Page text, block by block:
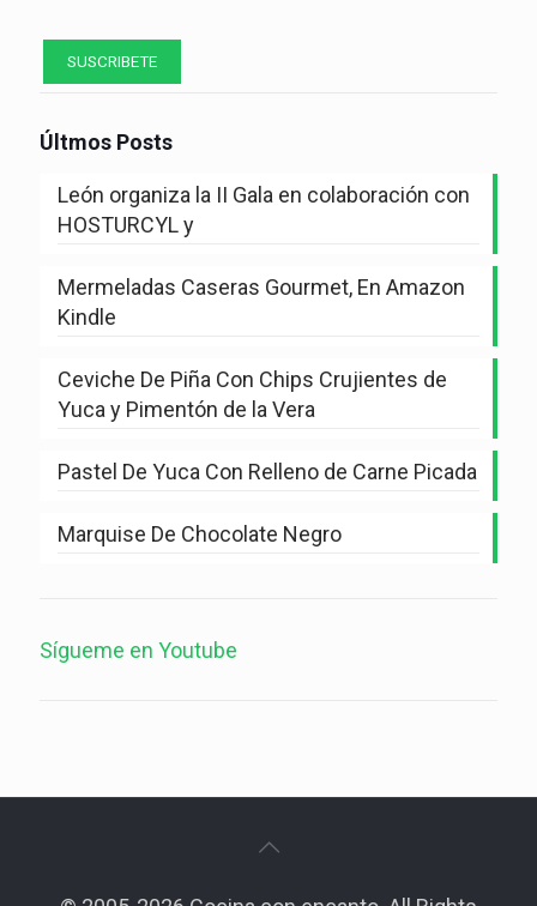
Últmos Posts
León organiza la II Gala en colaboración con
HOSTURCYL y
Mermeladas Caseras Gourmet, En Amazon
Kindle
Ceviche De Piña Con Chips Crujientes de
Yuca y Pimentón de la Vera
Pastel De Yuca Con Relleno de Carne Picada
Marquise De Chocolate Negro
Sígueme en Youtube